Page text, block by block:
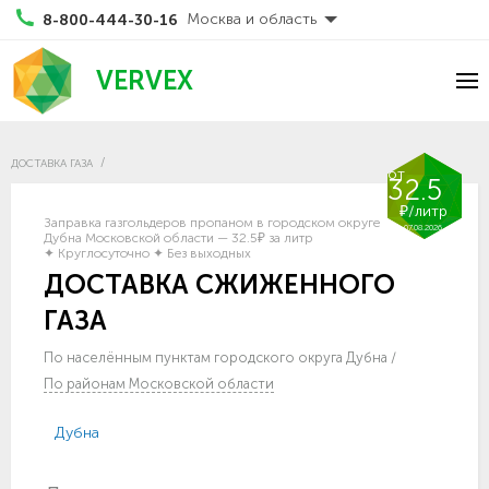
8-800-444-30-16 Москва и область
VERVEX
ДОСТАВКА ГАЗА
от
32.5
₽/литр
07.08.2026
ДОСТАВКА СЖИЖЕННОГО
ГАЗА
Заправка газгольдеров пропаном в городском округе
Дубна Московской области — 32.5₽ за литр
✦ Круглосуточно ✦ Без выходных
По населённым пунктам городского округа Дубна /
По районам Московской области
Дубна